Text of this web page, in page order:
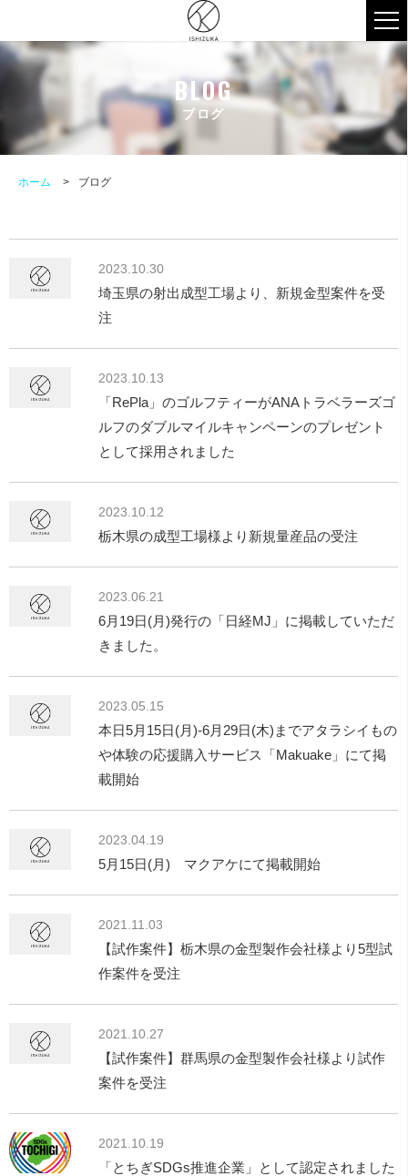
ブログ
ホーム ブログ
2023.10.30
埼玉県の射出成型工場より、新規金型案件を受
注
2023.10.13
「RePla」のゴルフティーがANAトラベラーズゴ
ルフのダブルマイルキャンペーンのプレゼント
として採用されました
2023.10.12
栃木県の成型工場様より新規量産品の受注
2023.06.21
6月19日(月)発行の「日経MJ」に掲載していただ
きました。
2023.05.15
本日5月15日(月)-6月29日(木)までアタラシイもの
や体験の応援購入サービス「Makuake」にて掲
載開始
2023.04.19
5月15日(月) マクアケにて掲載開始
2021.11.03
【試作案件】栃木県の金型製作会社様より5型試
作案件を受注
2021.10.27
【試作案件】群馬県の金型製作会社様より試作
案件を受注
2021.10.19
「とちぎSDGs推進企業」として認定されました